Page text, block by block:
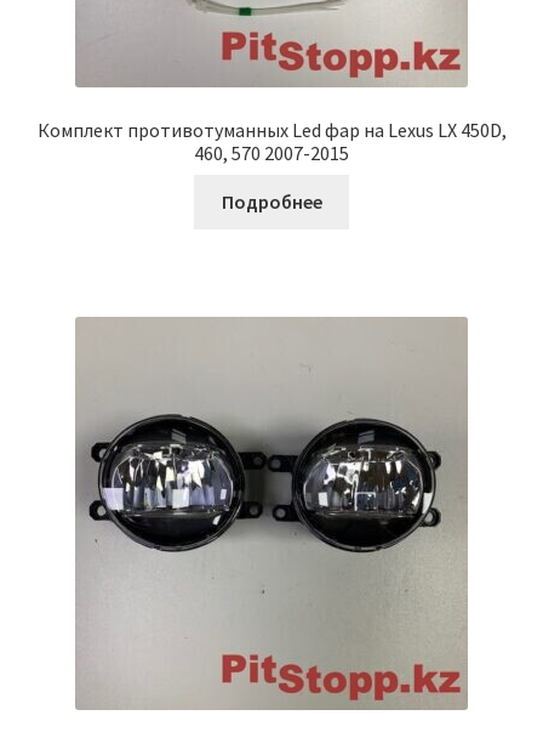
Комплект противотуманных Led фар на Lexus LX 450D,
460, 570 2007-2015
Подробнее